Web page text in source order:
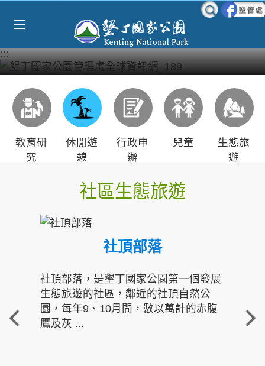
:::
教育研
究
休閒遊
憩
行政申
辦
兒童
生態旅
遊
社區生態旅遊
社頂部落
社頂部落，是墾丁國家公園第一個發展
生態旅遊的社區，鄰近的社頂自然公
園，每年9、10月間，數以萬計的赤腹
鷹及灰 ...
重
走進